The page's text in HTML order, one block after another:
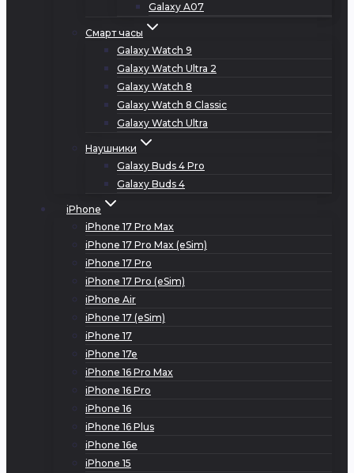
Galaxy A07
Смарт часы
Galaxy Watch 9
Galaxy Watch Ultra 2
Galaxy Watch 8
Galaxy Watch 8 Classic
Galaxy Watch Ultra
Наушники
Galaxy Buds 4 Pro
Galaxy Buds 4
iPhone
iPhone 17 Pro Max
iPhone 17 Pro Max (eSim)
iPhone 17 Pro
iPhone 17 Pro (eSim)
iPhone Air
iPhone 17 (eSim)
iPhone 17
iPhone 17e
iPhone 16 Pro Max
iPhone 16 Pro
iPhone 16
iPhone 16 Plus
iPhone 16e
iPhone 15